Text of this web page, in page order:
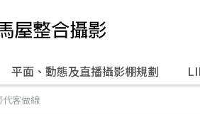
平面、動態及直播攝影棚規劃
代客做線